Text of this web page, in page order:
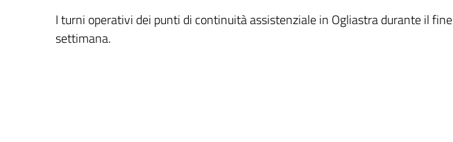
I turni operativi dei punti di continuità assistenziale in Ogliastra durante il fine
settimana.